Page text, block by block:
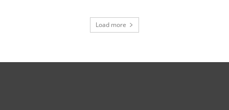
Load more